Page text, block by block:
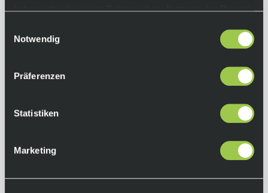
haben oder die sie im Rahmen Ihrer Nutzung der Dienste
Notwendig
Präferenzen
Statistiken
Marketing
Shimano GRX FC-RX610 40 Z.
Shimano GRX RD-RX822-GS
Shimano GRX ST-RX610
Shimano GRX BR-RX400
Shimano SM-RT70 160 / 160